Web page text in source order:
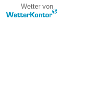
Wetter von